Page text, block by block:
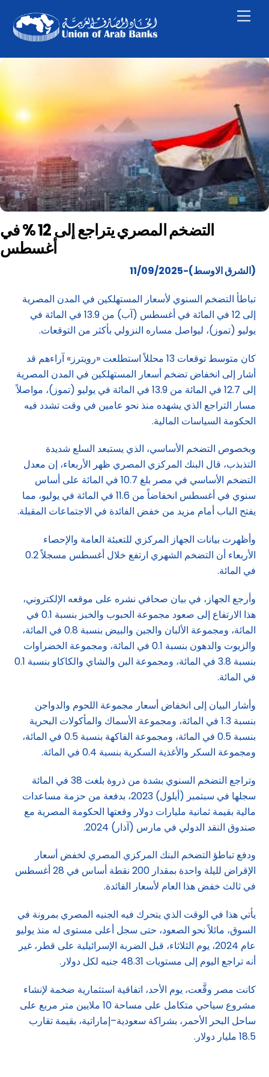
content
التضخم المصري يتراجع إلى 12 % في
أغسطس
(الشرق الاوسط)-11/09/2025
تباطأ التضخم السنوي لأسعار المستهلكين في المدن المصرية
إلى 12 في المائة في أغسطس (آب) من 13.9 في المائة في
يوليو (تموز)، ليواصل مساره النزولي بأكثر من التوقعات.
كان متوسط توقعات 13 محللاً استطلعت «رويترز» آراءهم قد
أشار إلى انخفاض تضخم أسعار المستهلكين في المدن المصرية
إلى 12.7 في المائة من 13.9 في المائة في يوليو (تموز)، مواصلاً
مسار التراجع الذي يشهده منذ نحو عامين في وقت تشدد فيه
الحكومة السياسات المالية.
وبخصوص التضخم الأساسي، الذي يستبعد السلع شديدة
التذبذب، قال البنك المركزي المصري ظهر الأربعاء، إن معدل
التضخم الأساسي في مصر بلغ 10.7 في المائة على أساس
سنوي في أغسطس انخفاضاً من 11.6 في المائة في يوليو، مما
يفتح الباب أمام مزيد من خفض الفائدة في الاجتماعات المقبلة.
وأظهرت بيانات الجهاز المركزي للتعبئة العامة والإحصاء
الأربعاء أن التضخم الشهري ارتفع خلال أغسطس مسجلاً 0.2
في المائة.
وأرجع الجهاز، في بيان صحافي نشره على موقعه الإلكتروني،
هذا الارتفاع إلى صعود مجموعة الحبوب والخبز بنسبة 0.1 في
المائة، ومجموعة الألبان والجبن والبيض بنسبة 0.8 في المائة،
والزيوت والدهون بنسبة 0.1 في المائة، ومجموعة الخضراوات
بنسبة 3.8 في المائة، ومجموعة البن والشاي والكاكاو بنسبة 0.1
في المائة.
وأشار البيان إلى انخفاض أسعار مجموعة اللحوم والدواجن
بنسبة 1.3 في المائة، ومجموعة الأسماك والمأكولات البحرية
بنسبة 0.5 في المائة، ومجموعة الفاكهة بنسبة 0.5 في المائة،
ومجموعة السكر والأغذية السكرية بنسبة 0.4 في المائة.
وتراجع التضخم السنوي بشدة من ذروة بلغت 38 في المائة
سجلها في سبتمبر (أيلول) 2023، بدفعة من حزمة مساعدات
مالية بقيمة ثمانية مليارات دولار وقعتها الحكومة المصرية مع
صندوق النقد الدولي في مارس (آذار) 2024.
ودفع تباطؤ التضخم البنك المركزي المصري لخفض أسعار
الإقراض لليلة واحدة بمقدار 200 نقطة أساس في 28 أغسطس
في ثالث خفض هذا العام لأسعار الفائدة.
يأتي هذا في الوقت الذي يتحرك فيه الجنيه المصري بمرونة في
السوق، مائلاً نحو الصعود، حتى سجل أعلى مستوى له منذ يوليو
عام 2024، يوم الثلاثاء، قبل الضربة الإسرائيلية على قطر، غير
أنه تراجع اليوم إلى مستويات 48.31 جنيه لكل دولار.
كانت مصر وقَّعت، يوم الأحد، اتفاقية استثمارية ضخمة لإنشاء
مشروع سياحي متكامل على مساحة 10 ملايين متر مربع على
ساحل البحر الأحمر، بشراكة سعودية–إماراتية، بقيمة تقارب
18.5 مليار دولار.